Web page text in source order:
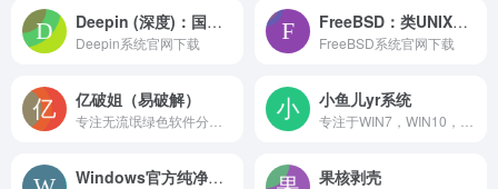
Deepin (深度)：国产linux操作系统
Deepin系统官网下载
FreeBSD：类UNIX操作系统
FreeBSD系统官网下载
亿破姐（易破解） 小鱼儿yr系统
Windows官方纯净系统 果核剥壳